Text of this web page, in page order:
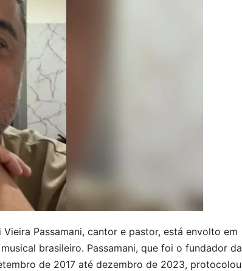
Passamani, cantor e pastor, está envolto em
brasileiro. Passamani, que foi o fundador da
de 2017 até dezembro de 2023, protocolou